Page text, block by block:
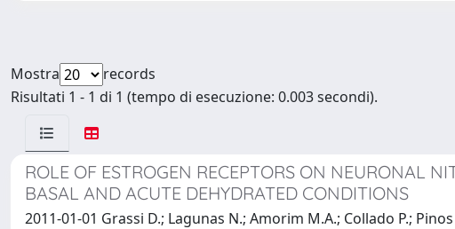
Mostra
records
Risultati 1 - 1 di 1 (tempo di esecuzione: 0.003 secondi).
ROLE OF ESTROGEN RECEPTORS ON NEURONAL
BASAL AND ACUTE DEHYDRATED CONDITIONS
2011-01-01 Grassi D.; Lagunas N.; Amorim M.A.; Collado P.;